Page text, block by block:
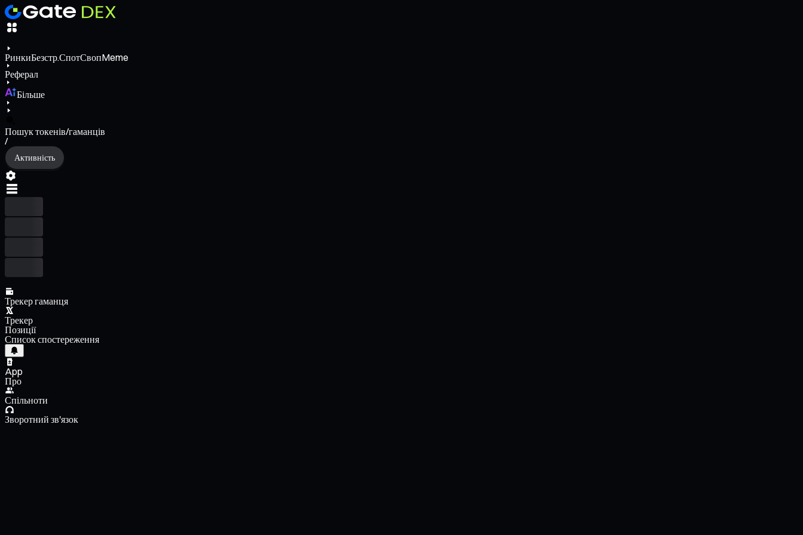
РинкиБезстр.СпотСвопMeme
Реферал
Більше
Пошук токенів/гаманців
/
Активність
Трекер гаманця
Трекер
Позиції
Список спостереження
App
Про
Спільноти
Зворотний зв'язок